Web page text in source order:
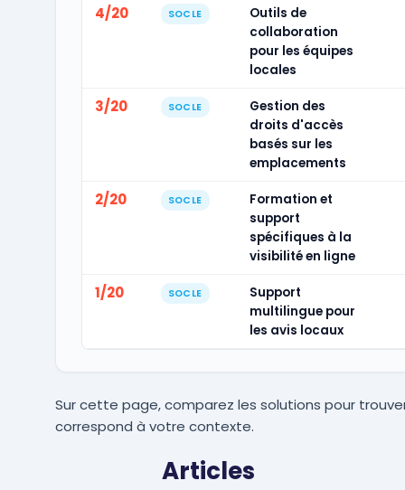
4/20 SOCLE
Outils de
collaboration
pour les équipes
locales
3/20 SOCLE
Gestion des
droits d'accès
basés sur les
emplacements
2/20 SOCLE
Formation et
support
spécifiques à la
visibilité en ligne
1/20 SOCLE
Support
multilingue pour
les avis locaux
Sur cette page, comparez les solutions pour
correspond à votre contexte.
Articles